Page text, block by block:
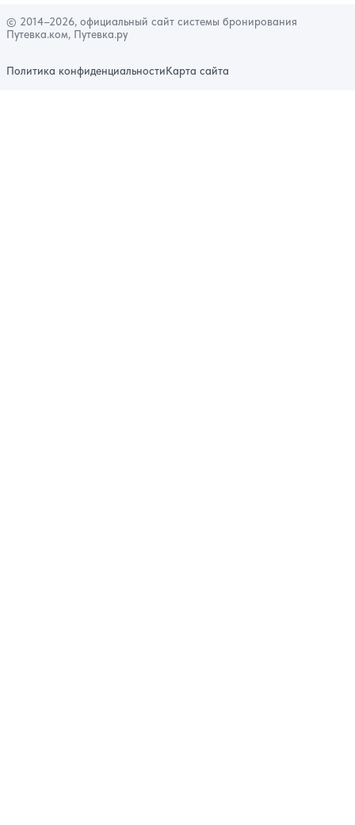
© 2014–2026, официальный сайт системы бронирования
Путевка.ком, Путевка.ру
Политика конфиденциальностиКарта сайта